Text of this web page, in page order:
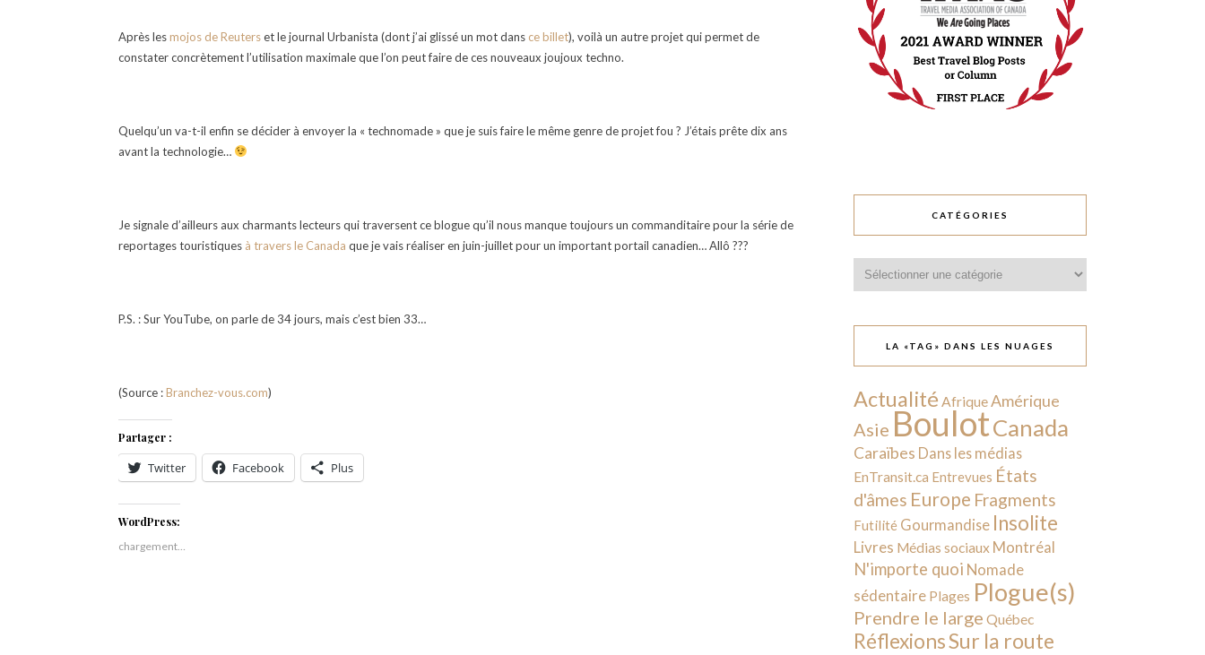
Après lesmojos de Reuterset le journal Urbanista (dont j’ai glissé un mot dans ce billet), voilà un autre projet qui permet de
constater concrètement l’utilisation maximale que l’on peut faire de ces nouveaux joujoux techno.
Quelqu’un va-t-il enfin se décider à envoyer la « technomade » que je suis faire le même genre de projet fou ? J’étais prête dix ans
avant la technologie…
Je signale d’ailleurs aux charmants lecteurs qui traversent ce blogue qu’il nous manque toujours un commanditaire pour la série de
reportages touristiques à travers le Canada que je vais réaliser en juin-juillet pour un important portail canadien… Allô ???
P.S. : Sur YouTube, on parle de 34 jours, mais c’est bien 33…
(Source :Branchez-vous.com)
Partager :
Twitter Facebook Plus
WordPress:
chargement…
CATÉGORIES
LA «TAG» DANS LES NUAGES
Actualité AfriqueAmérique
Asie BoulotCanada
Caraïbes Dans les médias
EnTransit.ca Entrevues États
d'âmes Europe Fragments
Futilité Gourmandise Insolite
Livres Médias sociaux Montréal
N'importe quoi Nomade
sédentaire Plages Plogue(s)
Prendre le large Québec
RéflexionsSur la route